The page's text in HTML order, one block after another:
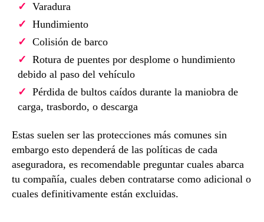
Varadura
Hundimiento
Colisión de barco
Rotura de puentes por desplome o hundimiento
debido al paso del vehículo
Pérdida de bultos caídos durante la maniobra de
carga, trasbordo, o descarga
Estas suelen ser las protecciones más comunes sin
embargo esto dependerá de las políticas de cada
aseguradora, es recomendable preguntar cuales abarca
tu compañía, cuales deben contratarse como adicional o
cuales definitivamente están excluidas.